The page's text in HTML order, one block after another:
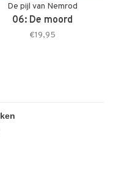
De pijl van Nemrod
06: De moord
€19,95